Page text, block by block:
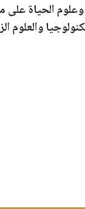
الحياةعلى
والعلوم